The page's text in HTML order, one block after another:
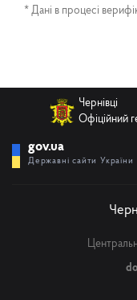
* Дані в процесі
Чернівці
Офіційний
gov.ua
Державні сайти України